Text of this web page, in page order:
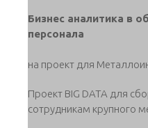
Бизнес аналитика в
персонала
на проект для
Проект BIG DATA для
сотрудникам крупного